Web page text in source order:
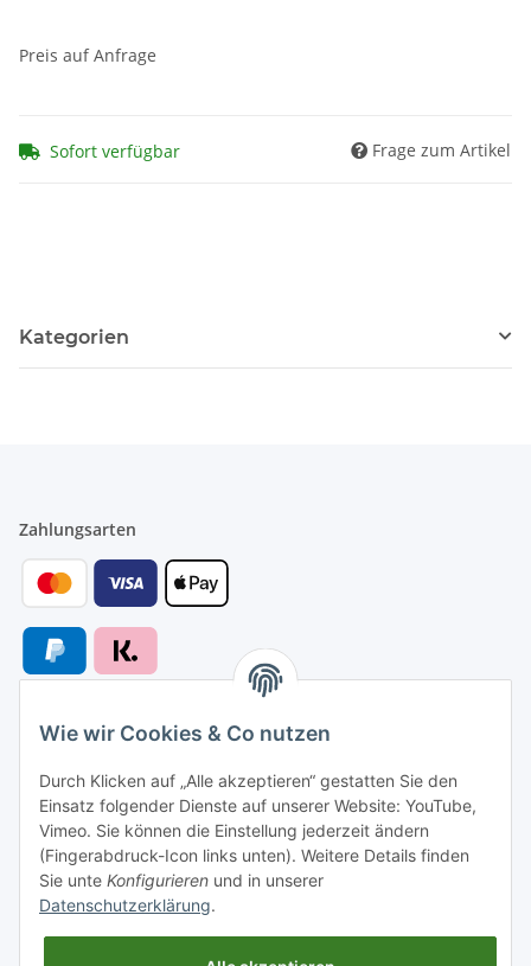
Preis auf Anfrage
Sofort verfügbar Frage zum Artikel
Kategorien
Zahlungsarten
Versandarten
Versand nach
Wie wir Cookies & Co nutzen
Durch Klicken auf „Alle akzeptieren“ gestatten Sie den
Einsatz folgender Dienste auf unserer Website: YouTube,
Vimeo. Sie können die Einstellung jederzeit ändern
(Fingerabdruck-Icon links unten). Weitere Details finden
Sie unte Konfigurieren und in unserer
Datenschutzerklärung.